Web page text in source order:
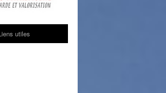
utiles